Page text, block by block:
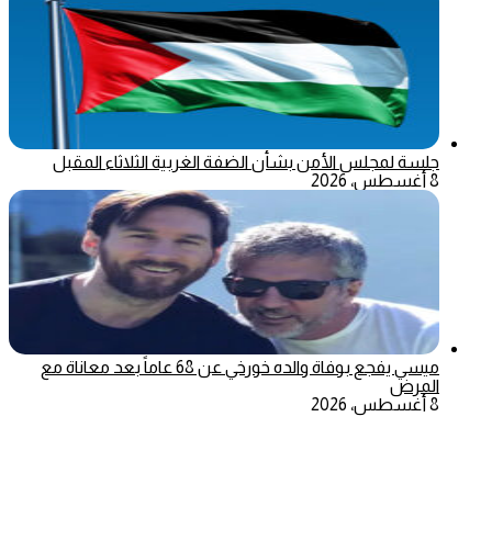
جلسة لمجلس الأمن بشأن الضفة الغربية الثلاثاء المقبل
8 أغسطس، 2026
ميسي يفجع بوفاة والده خورخي عن 68 عاماً بعد معاناة مع
المرض
8 أغسطس، 2026